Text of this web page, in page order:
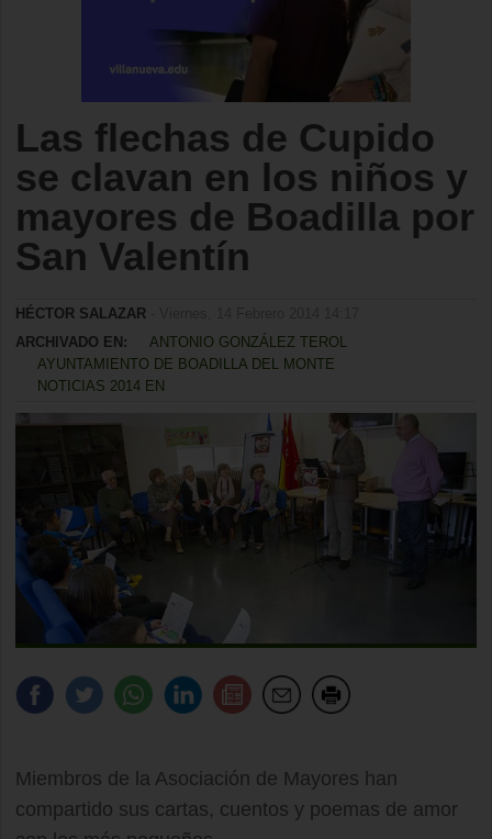
Las flechas de Cupido
se clavan en los niños y
mayores de Boadilla por
San Valentín
HÉCTOR SALAZAR
ARCHIVADO EN:
ANTONIO GONZÁLEZ TEROL
AYUNTAMIENTO DE BOADILLA DEL MONTE
NOTICIAS 2014 EN
Miembros de la Asociación de Mayores han
compartido sus cartas, cuentos y poemas de amor